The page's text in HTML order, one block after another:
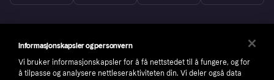
Informasjonskapsler og personvern
Vi bruker informasjonskapsler for å få nettstedet til å fungere, og for
å tilpasse og analysere nettleseraktiviteten din. Vi deler også data